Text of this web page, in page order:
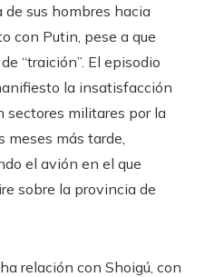
sus hombres hacia
con Putin, pese a que
“traición”. El episodio
la insatisfacción
militares por la
meses más tarde,
el avión en el que
sobre la provincia de
relación con Shoigú, con